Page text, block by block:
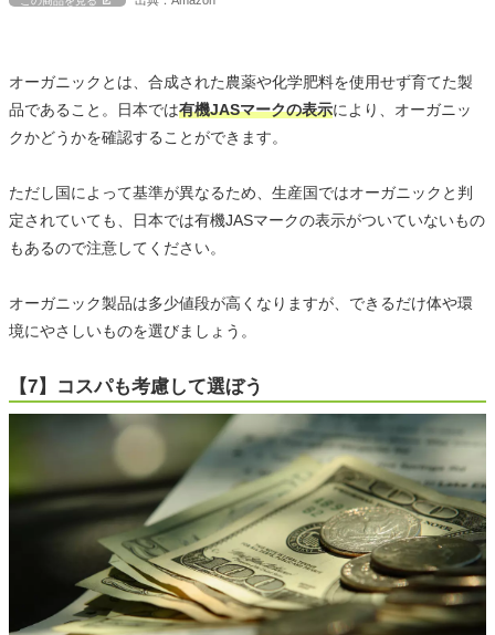
オーガニックとは、合成された農薬や化学肥料を使用せず育てた製
品であること。日本では有機JASマークの表示により、オーガニッ
クかどうかを確認することができます。
ただし国によって基準が異なるため、生産国ではオーガニックと判
定されていても、日本では有機JASマークの表示がついていないもの
もあるので注意してください。
オーガニック製品は多少値段が高くなりますが、できるだけ体や環
境にやさしいものを選びましょう。
【7】コスパも考慮して選ぼう